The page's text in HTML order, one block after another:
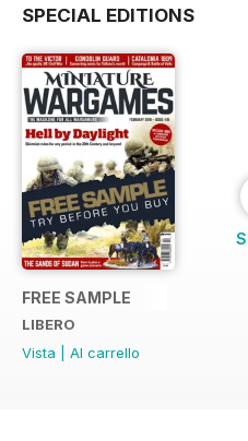
SPECIAL EDITIONS
FREE SAMPLE
LIBERO
Vista
Al carrello